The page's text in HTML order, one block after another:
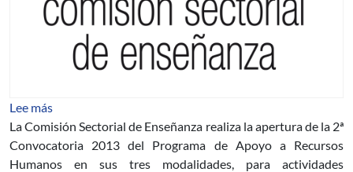
Lee más
La Comisión Sectorial de Enseñanza realiza la apertura de la 2ª
Convocatoria 2013 del Programa de Apoyo a Recursos
Humanos en sus tres modalidades, para actividades